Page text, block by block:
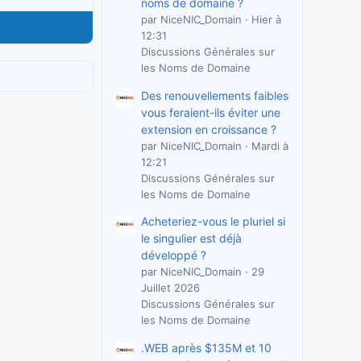
noms de domaine ?
par NiceNIC_Domain
Hier à
12:31
Discussions Générales sur
les Noms de Domaine
Des renouvellements faibles
vous feraient-ils éviter une
extension en croissance ?
par NiceNIC_Domain
Mardi à
12:21
Discussions Générales sur
les Noms de Domaine
Acheteriez-vous le pluriel si
le singulier est déjà
développé ?
par NiceNIC_Domain
29
Juillet 2026
Discussions Générales sur
les Noms de Domaine
.WEB après $135M et 10